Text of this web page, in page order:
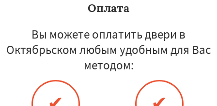
Оплата
Вы можете оплатить двери в
Октябрьском любым удобным для Вас
методом: